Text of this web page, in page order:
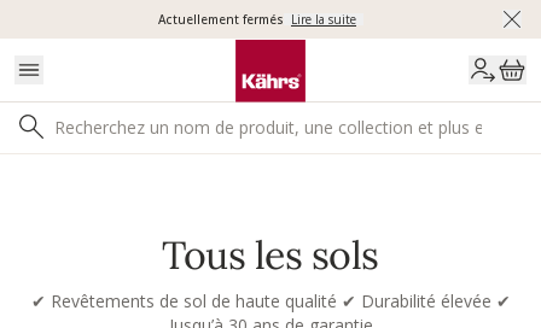
Actuellement fermés Lire la suite
Tous les sols
✔ Revêtements de sol de haute qualité ✔ Durabilité élevée ✔